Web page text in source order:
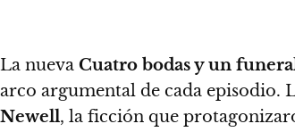
La nueva Cuatro bodas y un
arco argumental de cada episodio.
Newell, la ficción que